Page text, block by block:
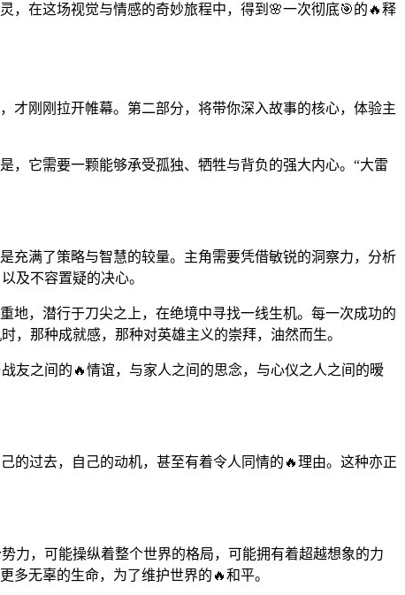
，在这场视觉与情感的奇妙旅程中，得到🌸一次彻底🎯的🔥释
才刚刚拉开帷幕。第二部分，将带你深入故事的核心，体验主
，它需要一颗能够承受孤独、牺牲与背负的强大内心。“大雷
充满了策略与智慧的较量。主角需要凭借敏锐的洞察力，分析
及不容置疑的决心。
地，潜行于刀尖之上，在绝境中寻找一线生机。每一次成功的
，那种成就感，那种对英雄主义的崇拜，油然而生。
友之间的🔥情谊，与家人之间的思念，与心仪之人之间的暧
的过去，自己的动机，甚至有着令人同情的🔥理由。这种亦正
力，可能操纵着整个世界的格局，可能拥有着超越想象的力
多无辜的生命，为了维护世界的🔥和平。